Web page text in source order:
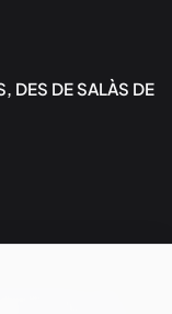
DES DE SALÀS DE
al teu